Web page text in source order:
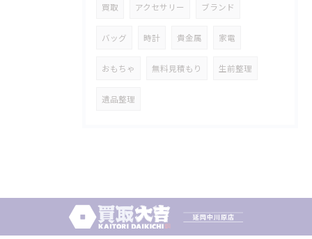
買取 アクセサリー ブランド
バッグ 時計 貴金属 家電
おもちゃ 無料見積もり 生前整理
遺品整理